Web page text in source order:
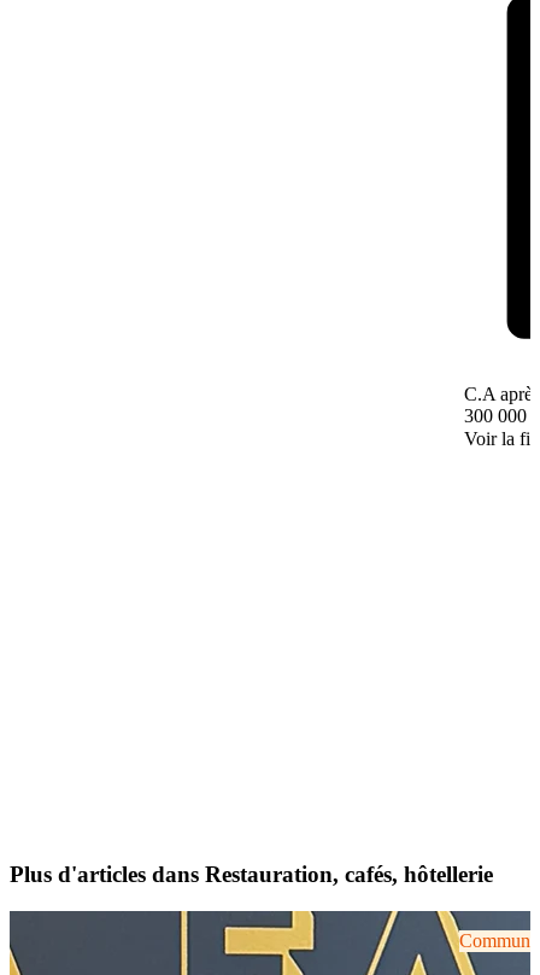
C.A
300 000 €
Voir la
Plus d'articles dans Restauration, cafés, hôtellerie